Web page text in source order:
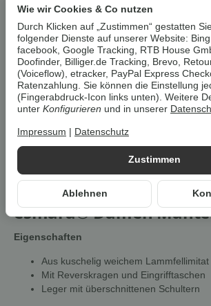
Artikelnummer:
40716
HAN:100395631
Kategorie: Jacken & Mäntel
Beschreibung
Umverpackungen. Wenn immer es möglich ist,
esmara® Damen
Eigenschaften
Aus kuschelig weichem Lammfellimitat
Mit Reverskragen und Eingrifftaschen
Leger mit überschnittenen Schultern
Zustimmen
Ablehnen
Wie wir Cookies & Co nutzen
Durch Klicken auf „Zustimmen“ gestatten
folgender Dienste auf unserer Website:
facebook, Google Tracking, RTB House
Doofinder, Billiger.de Tracking, Brevo,
(Voiceflow), etracker, PayPal Express
Ratenzahlung. Sie können die Einstellung
(Fingerabdruck-Icon links unten). Weitere
unter Konfigurieren und in unserer
Impressum Datenschutz